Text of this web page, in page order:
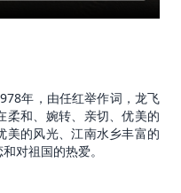
年，由任红举作词，龙飞
柔和、婉转、亲切、优美的
美的风光、江南水乡丰富的
对祖国的热爱。